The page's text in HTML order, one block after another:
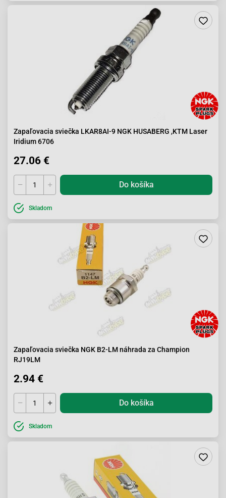
Zapaľovacia sviečka LKAR8AI-9 NGK HUSABERG ,KTM Laser
Iridium 6706
27.06 €
Do košíka
Skladom
Zapaľovacia sviečka NGK B2-LM náhrada za Champion
RJ19LM
2.94 €
Do košíka
Skladom